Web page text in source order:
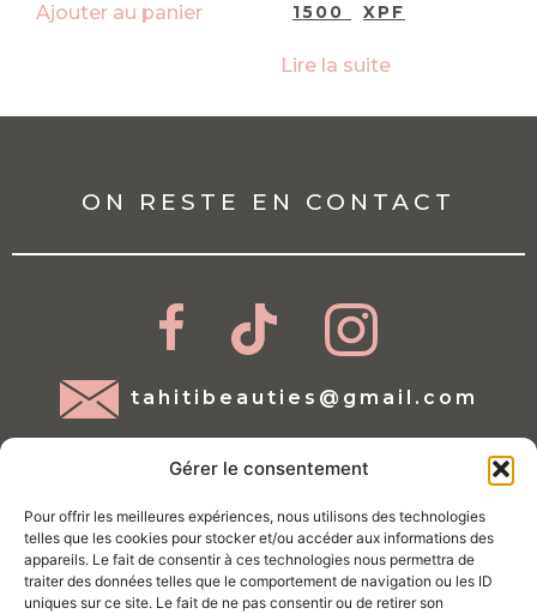
Gérer le consentement
Pour offrir les meilleures expériences, nous utilisons des technologies
telles que les cookies pour stocker et/ou accéder aux informations des
appareils. Le fait de consentir à ces technologies nous permettra de
traiter des données telles que le comportement de navigation ou les ID
uniques sur ce site. Le fait de ne pas consentir ou de retirer son
Ajouter au panier
1500
XPF
Lire la suite
ON RESTE EN CONTACT
tahitibeauties@gmail.com
Mentions légales